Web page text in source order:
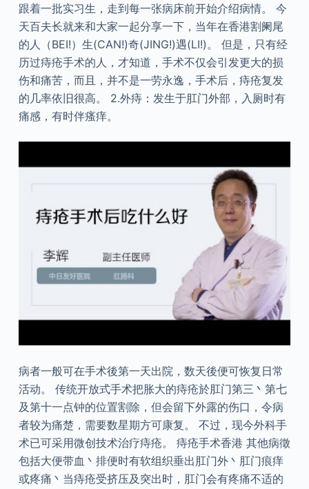
跟着一批实习生，走到每一张病床前开始介绍病情。 今
天百夫长就来和大家一起分享一下，当年在香港割阑尾
的人（BEI!）生(CAN!)奇(JING!)遇(LI!)。 但是，只有经
历过痔疮手术的人，才知道，手术不仅会引发更大的损
伤和痛苦，而且，并不是一劳永逸，手术后，痔疮复发
的几率依旧很高。 2.外痔：发生于肛门外部，入厕时有
痛感，有时伴瘙痒。
病者一般可在手术後第一天出院，数天後便可恢复日常
活动。 传统开放式手术把胀大的痔疮於肛门第三丶第七
及第十一点钟的位置割除，但会留下外露的伤口，令病
者较为痛楚，需要数星期方可康复。 不过，现今外科手
术已可采用微创技术治疗痔疮。 痔疮手术香港 其他病徵
包括大便带血丶排便时有软组织垂出肛门外丶肛门痕痒
或疼痛丶当痔疮受挤压及突出时，肛门会有疼痛不适的